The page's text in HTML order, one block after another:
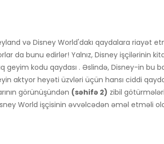
və Disney World'dakı qaydalara riayət
da bunu edirlər! Yalnız, Disney işçilərinin
geyim kodu qaydası . Əslində, Disney-in bu
aktyor heyəti üzvləri üçün hansı ciddi
görünüşündən (səhifə 2) zibil
World işçisinin əvvəlcədən əməl etməli